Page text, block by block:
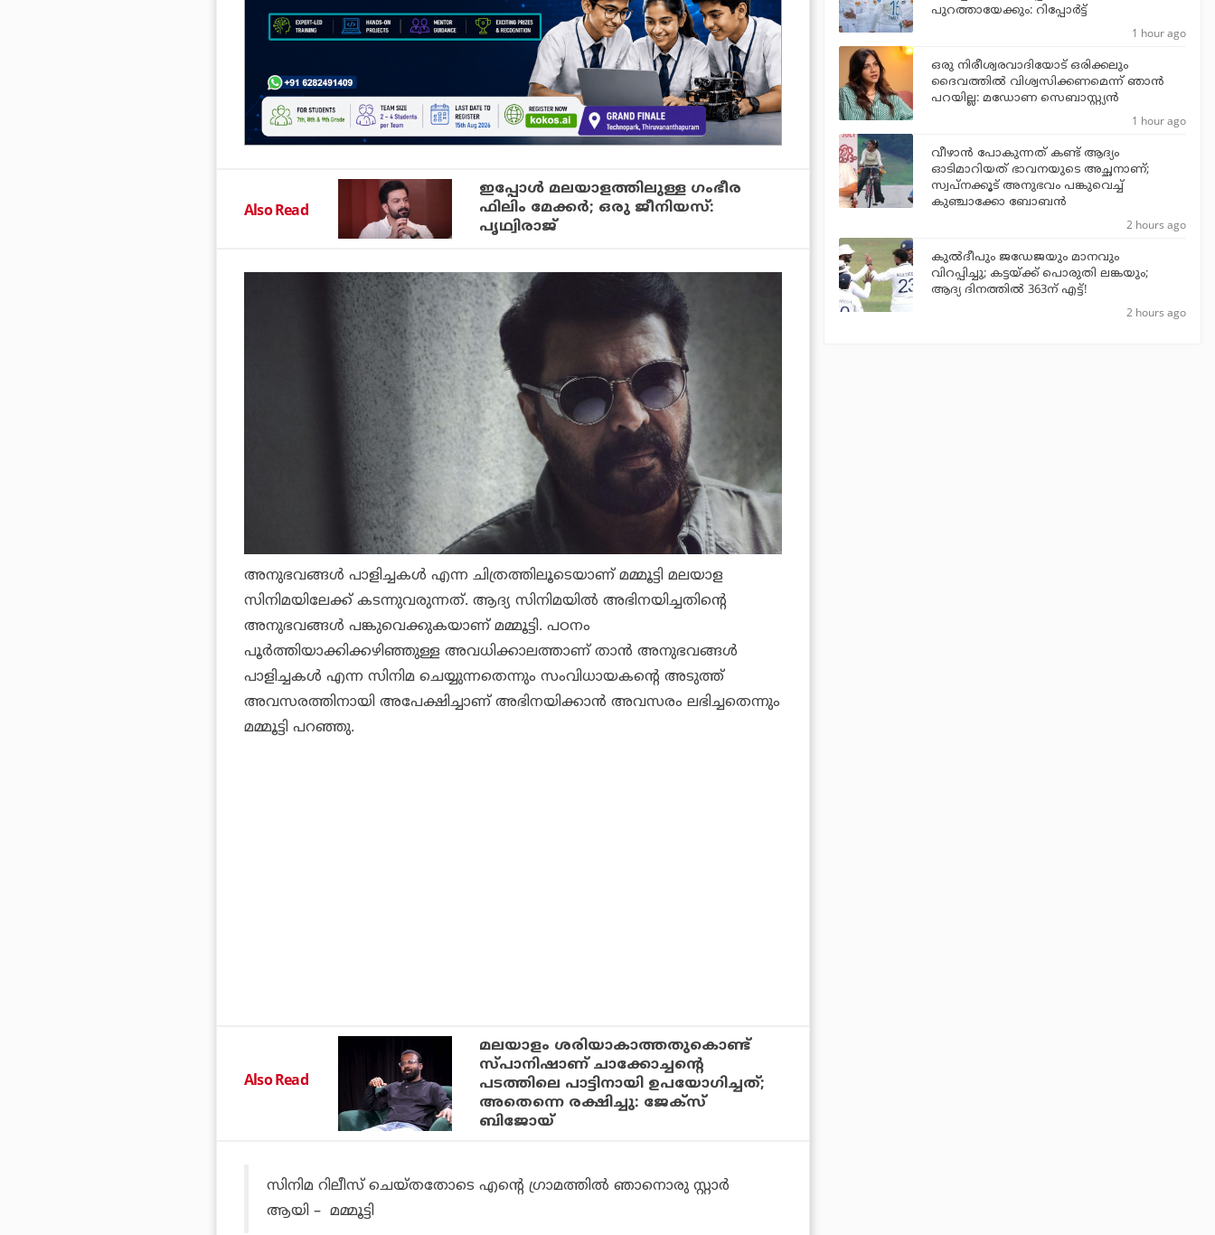
Also Read
ഇപ്പോള്‍ മലയാളത്തിലുള്ള ഗംഭീര
ഫിലിം മേക്കര്‍; ഒരു ജീനിയസ്:
പൃഥ്വിരാജ്
അനുഭവങ്ങള്‍ പാളിച്ചകള്‍ എന്ന ചിത്രത്തിലൂടെയാണ് മമ്മൂട്ടി മലയാള
സിനിമയിലേക്ക് കടന്നുവരുന്നത്. ആദ്യ സിനിമയില്‍ അഭിനയിച്ചതിന്റെ
അനുഭവങ്ങള്‍ പങ്കുവെക്കുകയാണ് മമ്മൂട്ടി. പഠനം
പൂര്‍ത്തിയാക്കിക്കഴിഞ്ഞുള്ള അവധിക്കാലത്താണ് താന്‍ അനുഭവങ്ങള്‍
പാളിച്ചകള്‍ എന്ന സിനിമ ചെയ്യുന്നതെന്നും സംവിധായകന്റെ അടുത്ത്
അവസരത്തിനായി അപേക്ഷിച്ചാണ് അഭിനയിക്കാന്‍ അവസരം ലഭിച്ചതെന്നും
മമ്മൂട്ടി പറഞ്ഞു.
Also Read
മലയാളം ശരിയാകാത്തതുകൊണ്ട്
സ്പാനിഷാണ് ചാക്കോച്ചന്റെ
പടത്തിലെ പാട്ടിനായി ഉപയോഗിച്ചത്;
അതെന്നെ രക്ഷിച്ചു: ജേക്‌സ്
ബിജോയ്
സിനിമ റിലീസ് ചെയ്തതോടെ എന്റെ ഗ്രാമത്തില്‍ ഞാനൊരു സ്റ്റാര്‍
ആയി – മമ്മൂട്ടി
പുറത്തായേക്കും: റിപ്പോര്‍ട്ട്
1 hour ago
ഒരു നിരീശ്വരവാദിയോട് ഒരിക്കലും
ദൈവത്തിൽ വിശ്വസിക്കണമെന്ന് ഞാൻ
പറയില്ല: മഡോണ സെബാസ്റ്റ്യൻ
1 hour ago
വീഴാന്‍ പോകുന്നത് കണ്ട് ആദ്യം
ഓടിമാറിയത് ഭാവനയുടെ അച്ഛനാണ്;
സ്വപ്‌നക്കൂട് അനുഭവം പങ്കുവെച്ച്
കുഞ്ചാക്കോ ബോബന്‍
2 hours ago
കുല്‍ദീപും ജഡേജയും മാനവും
വിറപ്പിച്ചു; കട്ടയ്ക്ക് പൊരുതി ലങ്കയും;
ആദ്യ ദിനത്തില്‍ 363ന് എട്ട്!
2 hours ago